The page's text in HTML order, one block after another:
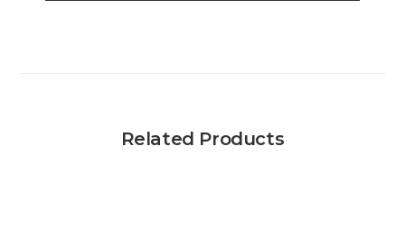
Related Products